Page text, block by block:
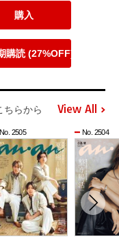
購入
購読 (27%OFF)
ちらから View All
No. 2505 No. 2504